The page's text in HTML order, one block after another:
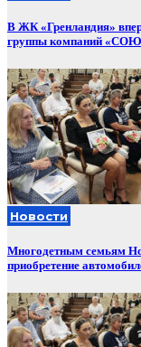
В ЖК «Гренландия»
группы компаний
Новости
Многодетным семьям
приобретение